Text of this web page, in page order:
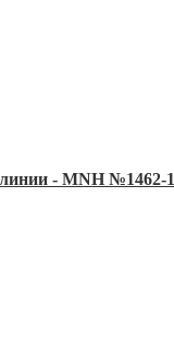
- MNH №1462-